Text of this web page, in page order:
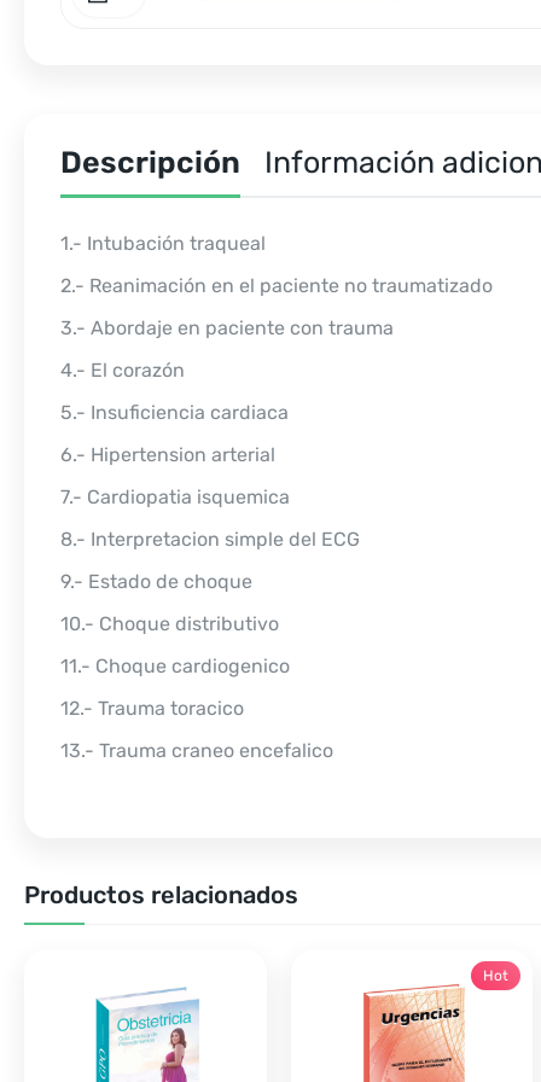
Descripción Información
1.- Intubación traqueal
2.- Reanimación en el paciente no traumatizado
3.- Abordaje en paciente con trauma
4.- El corazón
5.- Insuficiencia cardiaca
6.- Hipertension arterial
7.- Cardiopatia isquemica
8.- Interpretacion simple del ECG
9.- Estado de choque
10.- Choque distributivo
11.- Choque cardiogenico
12.- Trauma toracico
13.- Trauma craneo encefalico
Productos relacionados
Hot